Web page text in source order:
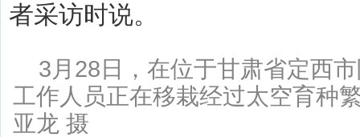
者采访时说。
3月28日，在位于甘肃省定西
工作人员正在移栽经过太空育种
亚龙 摄